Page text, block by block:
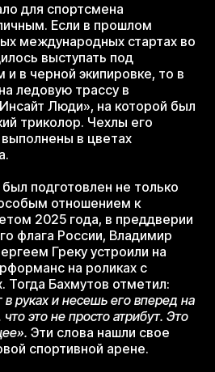
для спортсмена
Если в прошлом
международных стартах во
выступать под
в черной экипировке, то в
ледовую трассу в
Люди», на которой был
триколор. Чехлы его
в цветах
подготовлен не только
отношением к
2025 года, в преддверии
флага России, Владимир
Греку устроили на
на роликах с
Тогда Бахмутов отметил:
руках и несешь его вперед на
это не просто атрибут. Это
Эти слова нашли свое
спортивной арене.